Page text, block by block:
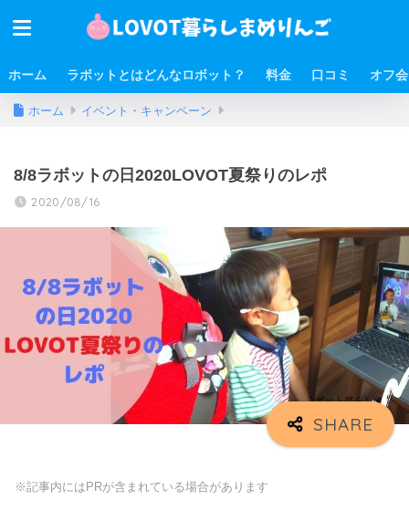
ホーム ラボットとはどんなロボット？ 料金 口コミ オフ会
ホーム イベント・キャンペーン
8/8ラボットの日2020LOVOT夏祭りのレポ
2020/08/16
※記事内にはPRが含まれている場合があります